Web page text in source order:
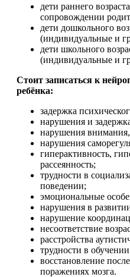
дети раннего
сопровождении
дети дошкольного
(индивидуальные и
дети школьного
(индивидуальные и
Стоит записаться к
ребёнка:
задержка
нарушения и
нарушения
нарушения
гиперактивность,
рассеянность;
трудности в
поведении;
эмоциональные
нарушения в
нарушение
несоответствие
расстройства
трудности в
восстановление
поражениях мозга.